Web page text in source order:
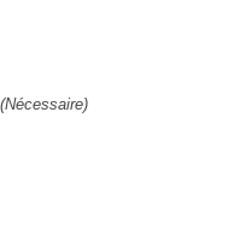
(Nécessaire)